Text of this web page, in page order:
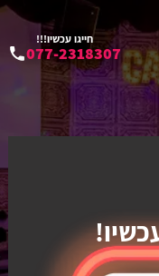
חייגו עכשיו!!!
077-2318307